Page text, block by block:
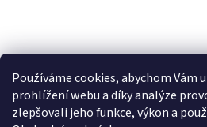
Používáme cookies, abychom Vám
prohlížení webu a díky analýze
zlepšovali jeho funkce, výkon a